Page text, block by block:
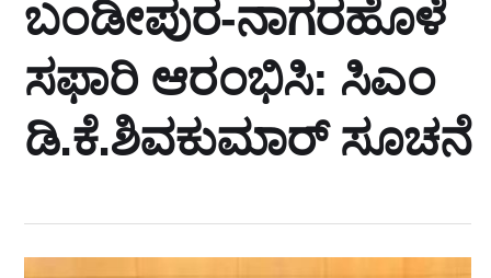
ಬಂಡೀಪುರ-ನಾಗರಹೊಳೆ
ಸಫಾರಿ ಆರಂಭಿಸಿ: ಸಿಎಂ
ಡಿ.ಕೆ.ಶಿವಕುಮಾರ್‌ ಸೂಚನೆ